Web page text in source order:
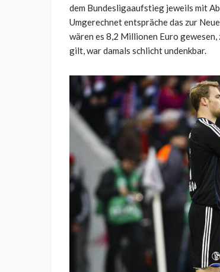
dem Bundesligaaufstieg jeweils mit
Umgerechnet entspräche das zur
wären es 8,2 Millionen Euro
gilt, war damals schlicht undenkbar.